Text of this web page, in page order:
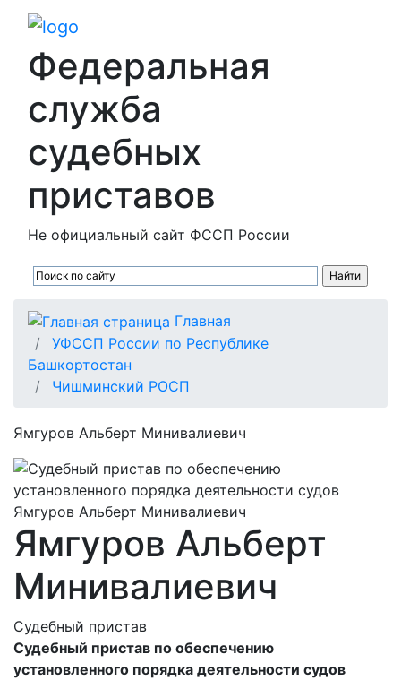
Федеральная
служба
судебных
приставов
Не официальный сайт ФССП России
Главная
УФССП России по Республике
Башкортостан
Чишминский РОСП
Ямгуров Альберт Минивалиевич
Ямгуров Альберт
Минивалиевич
Судебный пристав
Судебный пристав по обеспечению
установленного порядка деятельности судов